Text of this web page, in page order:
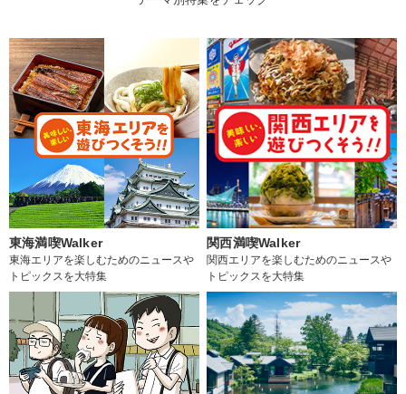
東海満喫Walker
東海エリアを楽しむためのニュースや
トピックスを大特集
関西満喫Walker
関西エリアを楽しむためのニュースや
トピックスを大特集